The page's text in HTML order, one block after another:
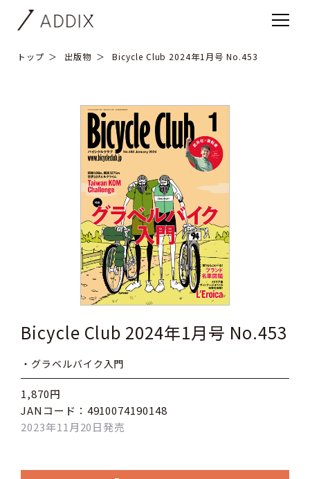
トップ 出版物 Bicycle Club 2024年1月号 No.453
Bicycle Club 2024年1月号 No.453
・グラベルバイク入門
1,870円
JANコード：4910074190148
2023年11月20日発売